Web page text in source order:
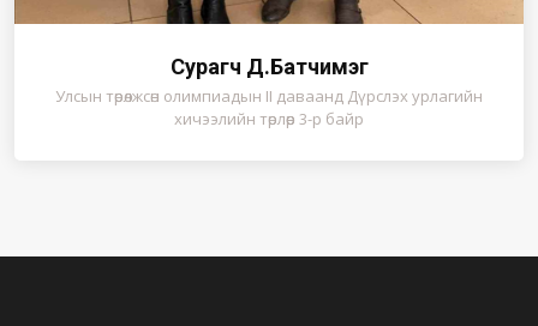
Сурагч Д.Батчимэг
Улсын төрөлжсөн олимпиадын II даваанд Дүрслэх урлагийн
хичээлийн төрлөөр 3-р байр